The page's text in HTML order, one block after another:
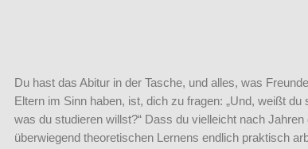
Du hast das Abitur in der Tasche, und alles, was
Eltern im Sinn haben, ist, dich zu fragen: „Und, weißt du
was du studieren willst?“ Dass du vielleicht nach Jahren
überwiegend theoretischen Lernens endlich praktisch